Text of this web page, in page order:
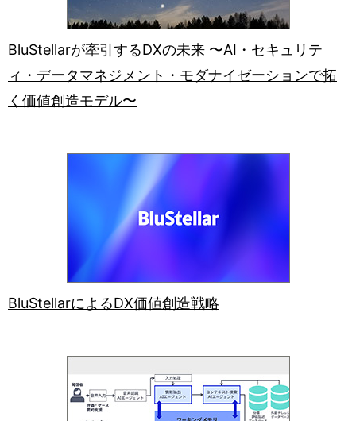
BluStellarが牽引するDXの未来 〜AI・セキュリテ
ィ・データマネジメント・モダナイゼーションで拓
く価値創造モデル〜
BluStellarによるDX価値創造戦略